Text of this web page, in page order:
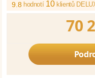
9.8 hodnotí 10klientů
70